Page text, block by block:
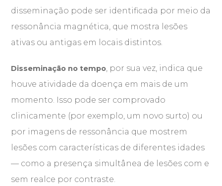
disseminação pode ser identificada por meio da
ressonância magnética, que mostra lesões
ativas ou antigas em locais distintos.
Disseminação no tempo, por sua vez, indica que
houve atividade da doença em mais de um
momento. Isso pode ser comprovado
clinicamente (por exemplo, um novo surto) ou
por imagens de ressonância que mostrem
lesões com características de diferentes idades
— como a presença simultânea de lesões com e
sem realce por contraste.